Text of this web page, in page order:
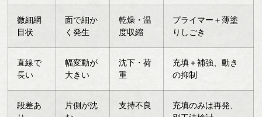
微細網
目状
面で細か
く発生
乾燥・温
度収縮
プライマー＋薄塗
りしごき
直線で
長い
幅変動が
大きい
沈下・荷
重
充填＋補強、動き
の抑制
段差あ
片側が沈
支持不良
充填のみは再発、